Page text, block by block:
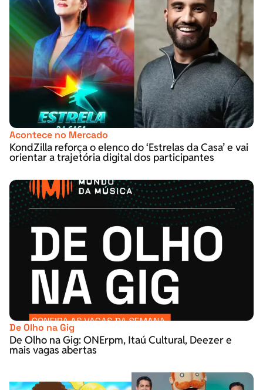
Acontece no Mercado
KondZilla reforça o elenco do ‘Estrelas da Casa’ e vai
orientar a trajetória digital dos participantes
De Olho na Gig
De Olho na Gig: ONErpm, Itaú Cultural, Deezer e
mais vagas abertas